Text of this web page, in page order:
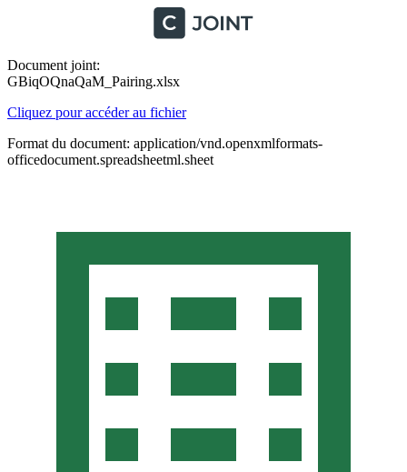
Document joint:
GBiqOQnaQaM_Pairing.xlsx
Cliquez pour accéder au fichier
Format du document: application/vnd.openxmlformats-
officedocument.spreadsheetml.sheet